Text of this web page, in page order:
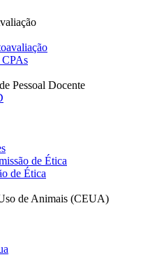
CPAs
Pessoal Docente
de Ética
de Ética
de Animais (CEUA)